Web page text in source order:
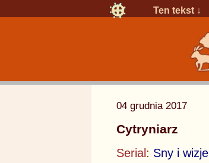
Ten tekst ↓
04 grudnia 2017
Cytryniarz
Serial: Sny i wizje